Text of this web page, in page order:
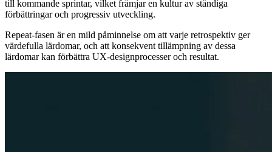
till kommande sprintar, vilket främjar en kultur av ständiga
förbättringar och progressiv utveckling.
Repeat-fasen är en mild påminnelse om att varje retrospektiv ger
värdefulla lärdomar, och att konsekvent tillämpning av dessa
lärdomar kan förbättra UX-designprocesser och resultat.